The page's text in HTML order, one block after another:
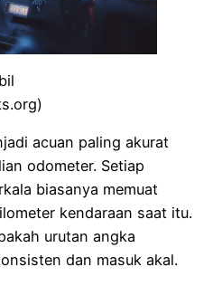
acuan paling akurat
odometer. Setiap
biasanya memuat
kendaraan saat itu.
urutan angka
dan masuk akal.